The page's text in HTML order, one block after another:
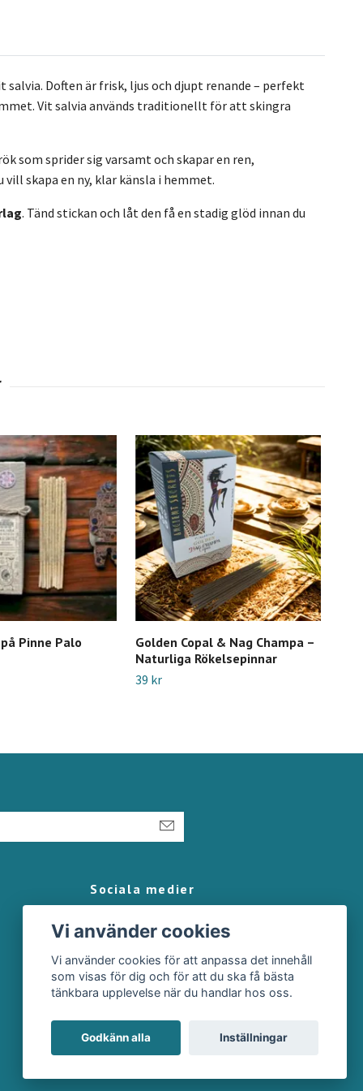
Doften är frisk, ljus och djupt renande – perfekt
Vit salvia används traditionellt för att skingra
som sprider sig varsamt och skapar en ren,
skapa en ny, klar känsla i hemmet.
. Tänd stickan och låt den få en stadig glöd innan du
Pinne Palo
Golden Copal & Nag Champa –
Naturliga Rökelsepinnar
39 kr
Sociala medier
Vi använder cookies
Vi använder cookies för att anpassa det innehåll
som visas för dig och för att du ska få bästa
tänkbara upplevelse när du handlar hos oss.
Godkänn alla Inställningar